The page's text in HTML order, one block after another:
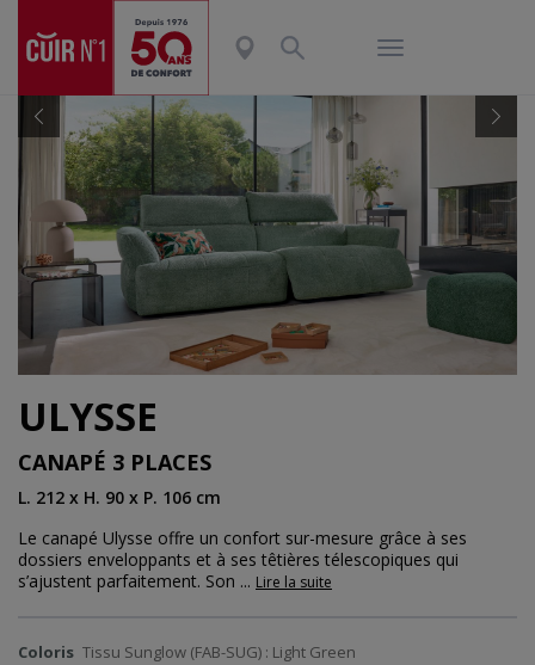
Previous Next
ULYSSE
CANAPÉ 3 PLACES
L. 212 x H. 90 x P. 106 cm
Le canapé Ulysse offre un confort sur-mesure grâce à ses
dossiers enveloppants et à ses têtières télescopiques qui
s’ajustent parfaitement. Son ... Lire la suite
Coloris Tissu Sunglow (FAB-SUG) : Light Green